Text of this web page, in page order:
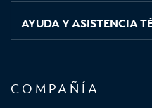
AYUDA Y ASISTENCIA
COMPAÑÍA